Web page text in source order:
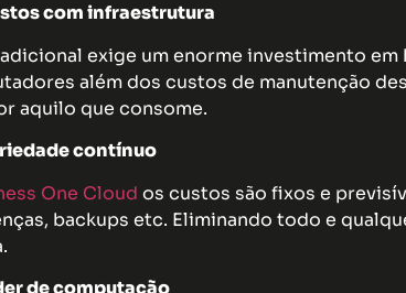
com infraestrutura
exige um enorme investimento
além dos custos de manutenção
aquilo que consome.
contínuo
One Cloud os custos são fixos e
backups etc. Eliminando todo e
de computação